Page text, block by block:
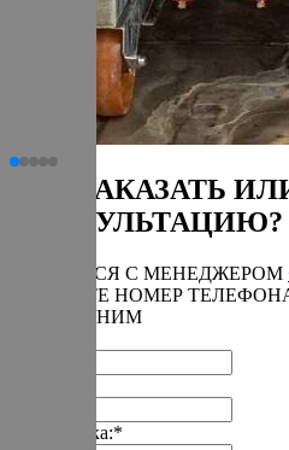
КАК ЗАКАЗАТЬ
КОНСУЛЬТАЦИЮ?
СВЯЗАТЬСЯ С МЕНЕДЖЕРОМ
ОСТАВЬТЕ НОМЕР
ПЕРЕЗВОНИМ
Дата звонка:*